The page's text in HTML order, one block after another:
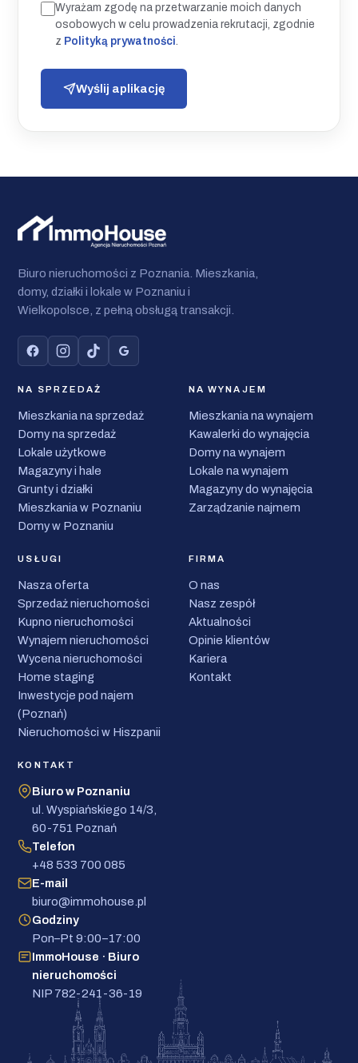
Wyrażam zgodę na przetwarzanie moich danych
osobowych w celu prowadzenia rekrutacji, zgodnie
z Polityką prywatności.
Wyślij aplikację
Biuro nieruchomości z Poznania. Mieszkania,
domy, działki i lokale w Poznaniu i
Wielkopolsce, z pełną obsługą transakcji.
NA SPRZEDAŻ
Mieszkania na sprzedaż
Domy na sprzedaż
Lokale użytkowe
Magazyny i hale
Grunty i działki
Mieszkania w Poznaniu
Domy w Poznaniu
NA WYNAJEM
Mieszkania na wynajem
Kawalerki do wynajęcia
Domy na wynajem
Lokale na wynajem
Magazyny do wynajęcia
Zarządzanie najmem
USŁUGI
Nasza oferta
Sprzedaż nieruchomości
Kupno nieruchomości
Wynajem nieruchomości
Wycena nieruchomości
Home staging
Inwestycje pod najem
(Poznań)
Nieruchomości w Hiszpanii
FIRMA
O nas
Nasz zespół
Aktualności
Opinie klientów
Kariera
Kontakt
KONTAKT
Biuro w Poznaniu
ul. Wyspiańskiego 14/3,
60-751 Poznań
Telefon
+48 533 700 085
E-mail
biuro@immohouse.pl
Godziny
Pon–Pt 9:00–17:00
ImmoHouse · Biuro
nieruchomości
NIP 782-241-36-19